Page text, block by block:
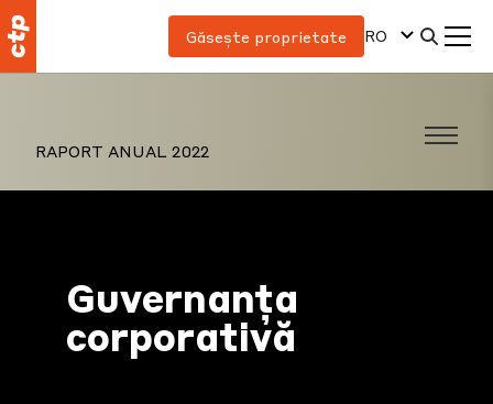
Găsește proprietate RO
RAPORT ANUAL 2022
Guvernanța
corporativă